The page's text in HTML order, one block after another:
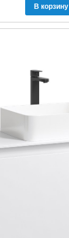
В корзину